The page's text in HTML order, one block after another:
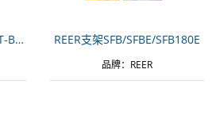
Hirox角度支架-ST-B500ST-B500 REER支架SFB/SFBE/SFB180E
品牌：REER